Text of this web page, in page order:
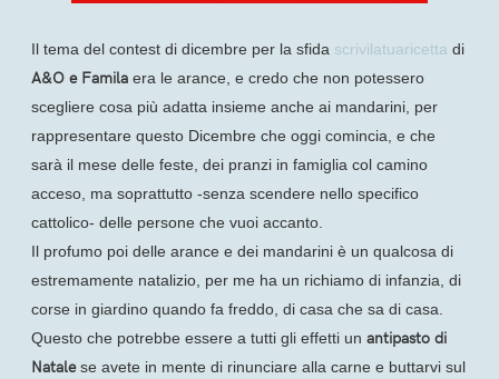
Il tema del contest di dicembre per la sfida scrivilatuaricetta di
A&O e Famila era le arance, e credo che non potessero
scegliere cosa più adatta insieme anche ai mandarini, per
rappresentare questo Dicembre che oggi comincia, e che
sarà il mese delle feste, dei pranzi in famiglia col camino
acceso, ma soprattutto -senza scendere nello specifico
cattolico- delle persone che vuoi accanto.
Il profumo poi delle arance e dei mandarini è un qualcosa di
estremamente natalizio, per me ha un richiamo di infanzia, di
corse in giardino quando fa freddo, di casa che sa di casa.
Questo che potrebbe essere a tutti gli effetti un antipasto di
Natalese avete in mente di rinunciare alla carne e buttarvi sul